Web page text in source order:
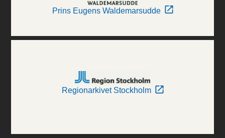
Prins Eugens Waldemarsudde
Regionarkivet Stockholm